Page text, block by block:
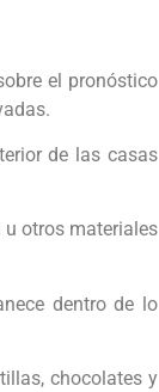
el pronóstico
de las casas
u otros materiales
dentro de lo
chocolates y